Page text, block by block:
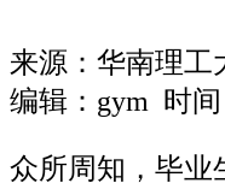
来源： 华南理工
编辑：gym 时间
众所周知，毕业